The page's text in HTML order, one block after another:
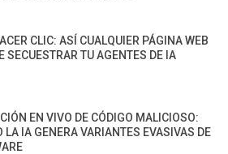
CLIC: ASÍ CUALQUIER PÁGINA WEB
SECUESTRAR TU AGENTES DE IA
EN VIVO DE CÓDIGO MALICIOSO:
LA IA GENERA VARIANTES EVASIVAS DE